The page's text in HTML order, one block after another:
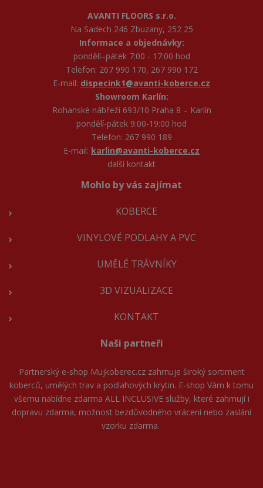
AVANTI FLOORS s.r.o.
Na Sadech 246 Zbuzany, 252 25
Informace a objednávky:
pondělí–pátek 7:00 - 17:00 hod
Telefon: 267 990 170, 267 990 172
E-mail: dispecink1@avanti-koberce.cz
Showroom Karlín:
Rohanské nábřeží 693/10 Praha 8 – Karlín
pondělí-pátek 9:00-19:00 hod
Telefon: 267 990 189
E-mail: karlin@avanti-koberce.cz
další kontakt
Mohlo by vás zajímat
KOBERCE
VINYLOVÉ PODLAHY A PVC
UMĚLÉ TRÁVNÍKY
3D VIZUALIZACE
KONTAKT
Naši partneři
Partnerský e-shop Mujkoberec.czzahrnuje široký sortiment
koberců, umělých trav a podlahových krytin. E-shop Vám k tomu
všemu nabídne zdarma ALL INCLUSIVE služby, které zahrnují i
dopravu zdarma, možnost bezdůvodného vrácení nebo zaslání
vzorku zdarma.